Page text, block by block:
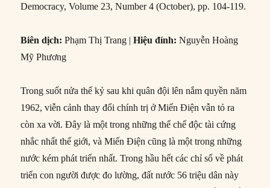
Democracy, Volume 23, Number 4 (October), pp. 104-119.
Biên dịch: Phạm Thị Trang |Hiệu đính: Nguyễn Hoàng
Mỹ Phương
Trong suốt nửa thế kỷ sau khi quân đội lên nắm quyền năm
1962, viễn cảnh thay đổi chính trị ở Miến Điện vẫn tỏ ra
còn xa vời. Đây là một trong những thể chế độc tài cứng
nhắc nhất thế giới, và Miến Điện cũng là một trong những
nước kém phát triển nhất. Trong hầu hết các chỉ số về phát
triển con người được đo lường, đất nước 56 triệu dân này